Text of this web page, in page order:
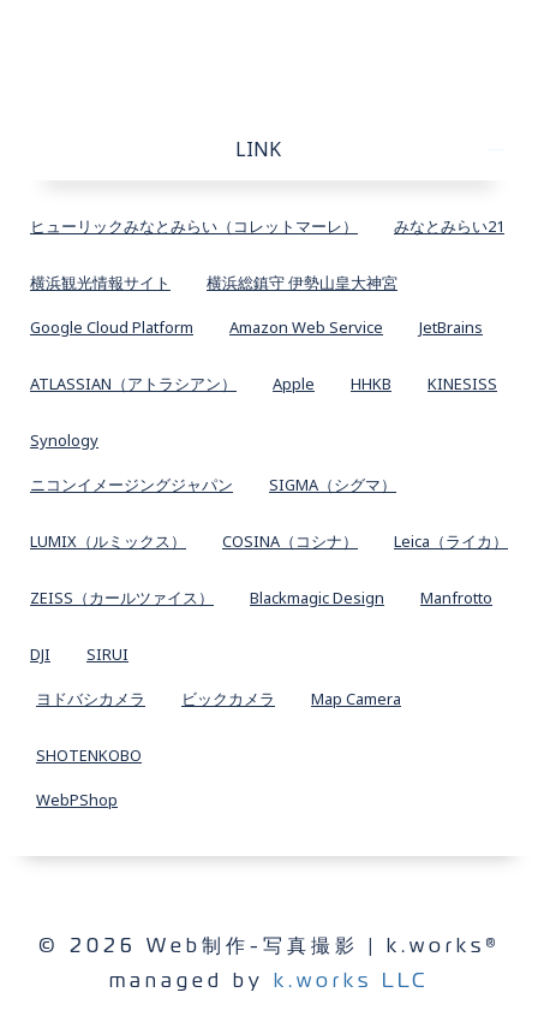
LINK
ヒューリックみなとみらい（コレットマーレ） みなとみらい21
横浜観光情報サイト 横浜総鎮守 伊勢山皇大神宮
Google Cloud Platform Amazon Web Service JetBrains
ATLASSIAN（アトラシアン） Apple HHKB KINESISS
Synology
ニコンイメージングジャパン SIGMA（シグマ）
LUMIX（ルミックス） COSINA（コシナ） Leica（ライカ）
ZEISS（カールツァイス） Blackmagic Design Manfrotto
DJI SIRUI
ヨドバシカメラ ビックカメラ Map Camera
SHOTENKOBO
WebPShop
© 2026 Web制作-写真撮影 | k.works®
managed by
k.works LLC